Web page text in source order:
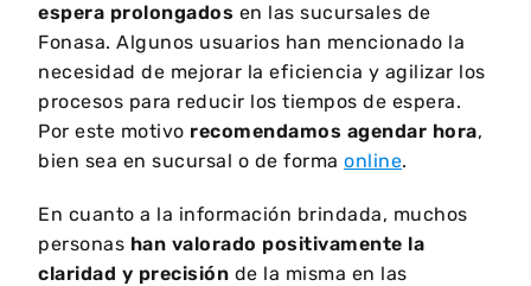
espera prolongados en las sucursales de
Fonasa. Algunos usuarios han mencionado la
necesidad de mejorar la eficiencia y agilizar los
procesos para reducir los tiempos de espera.
Por este motivo recomendamos agendar hora,
bien sea en sucursal o de forma online.
En cuanto a la información brindada, muchos
personas han valorado positivamente la
claridad y precisión de la misma en las